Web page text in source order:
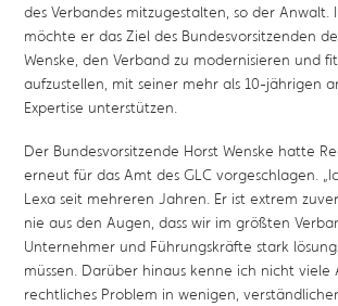
des Verbandes mitzugestalten, so der Anwalt.
möchte er das Ziel des Bundesvorsitzenden
Wenske, den Verband zu modernisieren und
aufzustellen, mit seiner mehr als 10-jährigen
Expertise unterstützen.
Der Bundesvorsitzende Horst Wenske hatte
erneut für das Amt des GLC vorgeschlagen.
Lexa seit mehreren Jahren. Er ist extrem
nie aus den Augen, dass wir im größten
Unternehmer und Führungskräfte stark
müssen. Darüber hinaus kenne ich nicht viele
rechtliches Problem in wenigen,